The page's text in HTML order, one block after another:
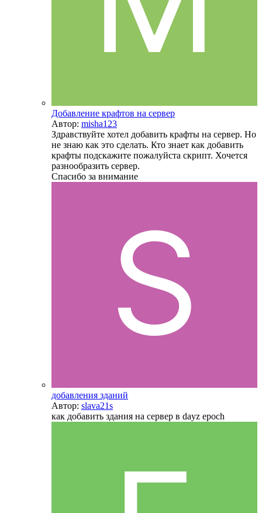
Добавление крафтов на сервер
Автор: misha123
Здравствуйте хотел добавить крафты на сервер. Но
не знаю как это сделать. Кто знает как добавить
крафты подскажите пожалуйста скрипт. Хочется
разнообразить сервер.
Спасибо за внимание
добавления зданий
Автор: slava21s
как добавить здания на сервер в dayz epoch